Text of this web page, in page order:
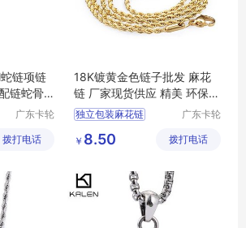
链项链
链蛇骨
广东卡轮
公司
拨打电话
18K镀黄金色链子批发 麻花
链 厂家现货供应 精美 环保不
变色
独立包装麻花链
韩式韩国风麻花链
韩版麻花链
广东卡轮
公司
￥ 8.50 拨打电话